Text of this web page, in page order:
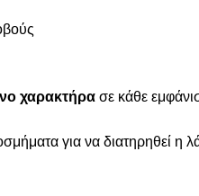
χαρακτήρα σε κάθε
για να διατηρηθεί η